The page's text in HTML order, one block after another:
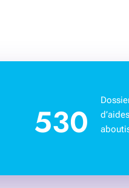
530
d’aides